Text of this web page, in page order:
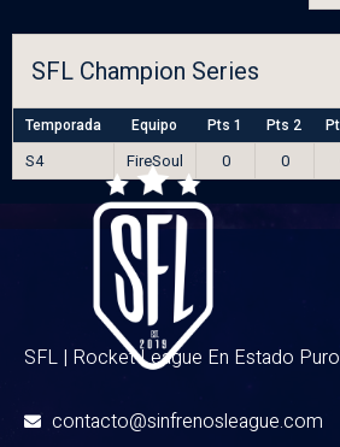
SFL Champion Series
Temporada Equipo Pts 1 Pts 2
S4 FireSoul 0 0
SFL | Rocket League En Estado
contacto@sinfrenosleague.com